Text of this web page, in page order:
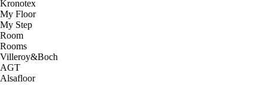
Kronotex
My Floor
My Step
Room
Rooms
Villeroy&Boch
AGT
Alsafloor